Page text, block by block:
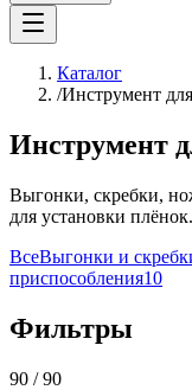
Каталог
/Инструмент
Инструмент
Выгонки, скребки,
для установки плёнок.
ВсеВыгонки и
приспособления10
Фильтры
90 / 90